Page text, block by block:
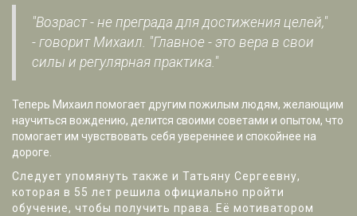
"Возраст - не преграда для достижения целей,"
- говорит Михаил. "Главное - это вера в свои
силы и регулярная практика."
Теперь Михаил помогает другим пожилым людям, желающим
научиться вождению, делится своими советами и опытом, что
помогает им чувствовать себя увереннее и спокойнее на
дороге.
Следует упомянуть также и Татьяну Сергеевну,
которая в 55 лет решила официально пройти
обучение, чтобы получить права. Её мотиватором